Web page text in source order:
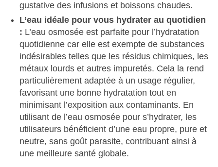
gustative des infusions et boissons chaudes.
L’eau idéale pour vous hydrater au quotidien
: L’eau osmosée est parfaite pour l’hydratation
quotidienne car elle est exempte de substances
indésirables telles que les résidus chimiques, les
métaux lourds et autres impuretés. Cela la rend
particulièrement adaptée à un usage régulier,
favorisant une bonne hydratation tout en
minimisant l’exposition aux contaminants. En
utilisant de l’eau osmosée pour s’hydrater, les
utilisateurs bénéficient d’une eau propre, pure et
neutre, sans goût parasite, contribuant ainsi à
une meilleure santé globale.